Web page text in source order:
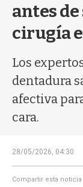
antes
cirugía
Los
dentadura
afectiva
cara.
28/05/2026, 04:30
Compartir esta noticia